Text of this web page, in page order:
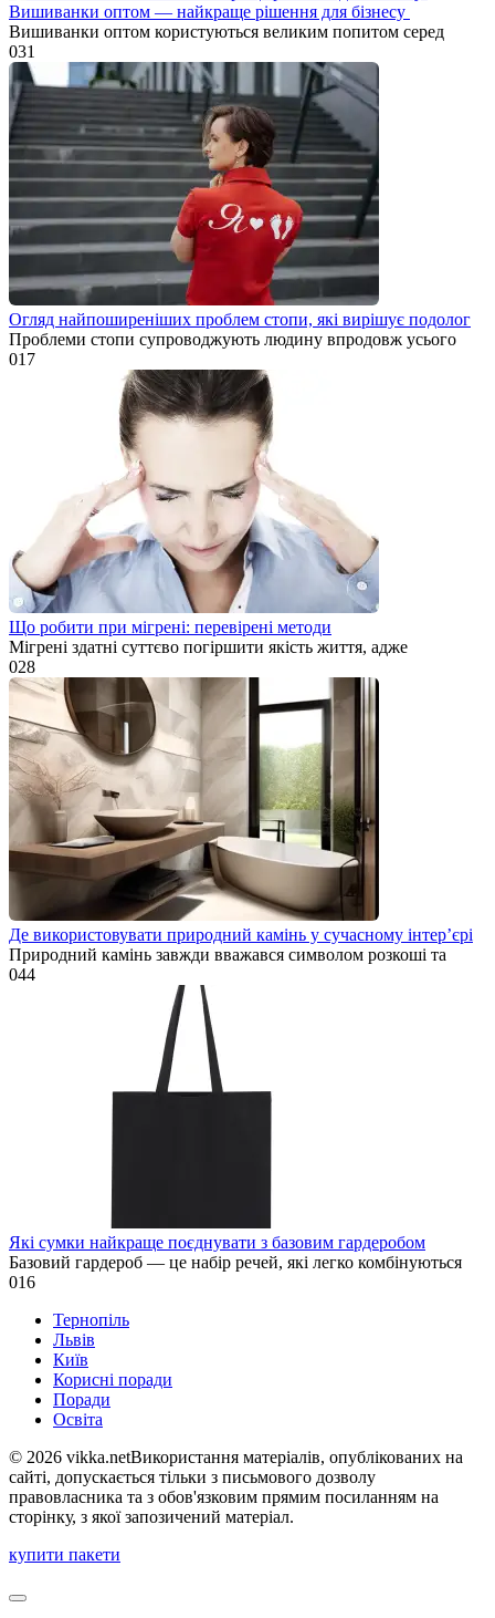
Вишиванки оптом — найкраще рішення для бізнесу
Вишиванки оптом користуються великим попитом серед
031
Огляд найпоширеніших проблем стопи, які вирішує подолог
Проблеми стопи супроводжують людину впродовж усього
017
Що робити при мігрені: перевірені методи
Мігрені здатні суттєво погіршити якість життя, адже
028
Де використовувати природний камінь у сучасному інтер’єрі
Природний камінь завжди вважався символом розкоші та
044
Які сумки найкраще поєднувати з базовим гардеробом
Базовий гардероб — це набір речей, які легко комбінуються
016
Тернопіль
Львів
Київ
Корисні поради
Поради
Освіта
© 2026 vikka.netВикористання матеріалів, опублікованих на
сайті, допускається тільки з письмового дозволу
правовласника та з обов'язковим прямим посиланням на
сторінку, з якої запозичений матеріал.
купити пакети